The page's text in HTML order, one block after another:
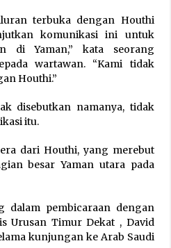
Indonesia Mulai Berangkat
Route, Layanan Kian Mudah
AS-Israel VS Iran: Menang
Kalah dalam Strategi
Fasilitas Nuklir Iran
7, 2026
terbuka dengan Houthi
komunikasi ini untuk
di Yaman,” kata seorang
wartawan. “Kami tidak
Houthi.”
disebutkan namanya, tidak
itu.
dari Houthi, yang merebut
besar Yaman utara pada
dalam pembicaraan dengan
Urusan Timur Dekat , David
kunjungan ke Arab Saudi